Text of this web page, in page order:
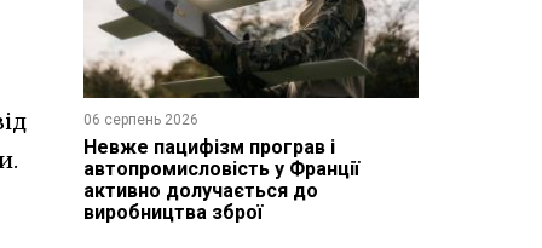
06 серпень 2026
Невже пацифізм програв і
автопромисловість у Франції
активно долучається до
виробництва зброї